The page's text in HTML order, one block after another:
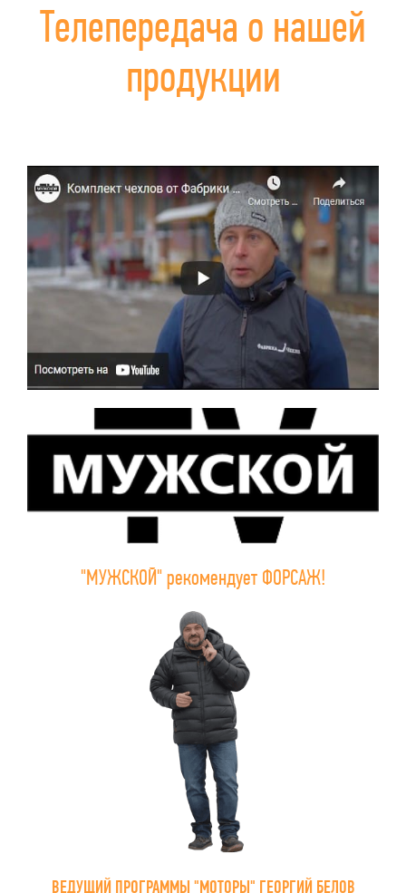
Телепередача о нашей
продукции
"МУЖСКОЙ" рекомендует ФОРСАЖ!
ВЕДУЩИЙ ПРОГРАММЫ "МОТОРЫ" ГЕОРГИЙ БЕЛОВ